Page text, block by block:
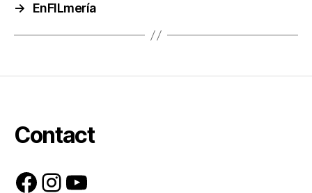
→
EnFILmería
Contact
Facebook
Instagram
YouTube